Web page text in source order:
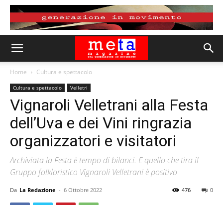
Home Cultura e spettacolo
Cultura e spettacolo Velletri
Vignaroli Velletrani alla Festa
dell’Uva e dei Vini ringrazia
organizzatori e visitatori
Archiviata la Festa è tempo di bilanci. E quello che tira il
Gruppo folkloristico Vignaroli Velletrani è positivo
Da La Redazione - 6 Ottobre 2022 0
476